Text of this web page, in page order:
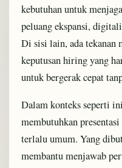
kebutuhan untuk
peluang ekspansi,
Di sisi lain, ada tekanan
keputusan hiring yang
untuk bergerak cepat
Dalam konteks seperti
membutuhkan
terlalu umum. Yang
membantu menjawab